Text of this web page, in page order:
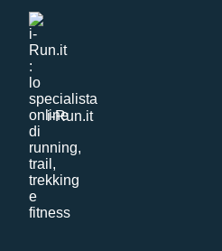
i-Run.it